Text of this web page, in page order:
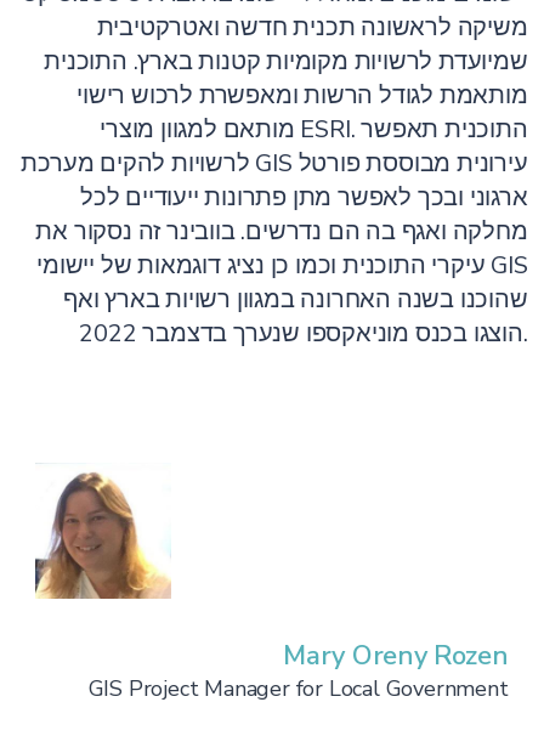
משיקה לראשונה תכנית חדשה ואטרקטיבית
שמיועדת לרשויות מקומיות קטנות בארץ. התוכנית
מותאמת לגודל הרשות ומאפשרת לרכוש רישוי
מותאם למגוון מוצרי ESRI. התוכנית תאפשר
לרשויות להקים מערכת GIS עירונית מבוססת פורטל
ארגוני ובכך לאפשר מתן פתרונות ייעודיים לכל
מחלקה ואגף בה הם נדרשים. בוובינר זה נסקור את
עיקרי התוכנית וכמו כן נציג דוגמאות של יישומי GIS
שהוכנו בשנה האחרונה במגוון רשויות בארץ ואף
הוצגו בכנס מוניאקספו שנערך בדצמבר 2022.
Mary Oreny Rozen
GIS Project Manager for Local Government